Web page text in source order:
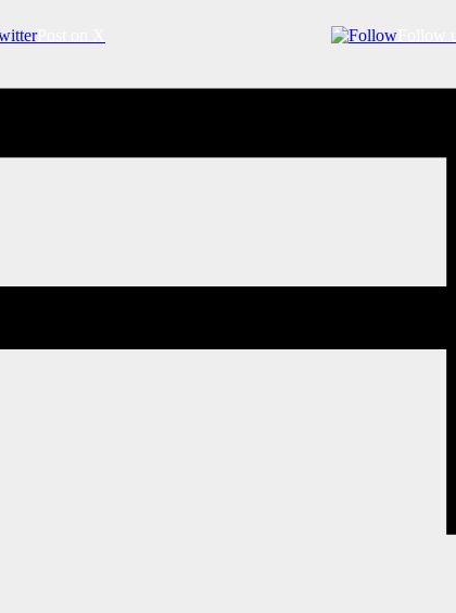
Post on X